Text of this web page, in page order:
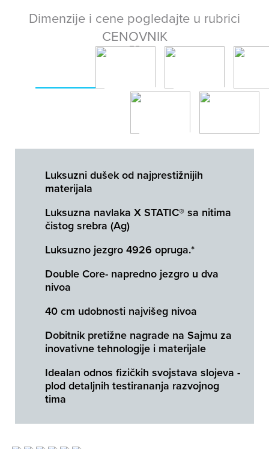
Dimenzije i cene pogledajte u rubrici
CENOVNIK
Luksuzni dušek od najprestižnijih
materijala
Luksuzna navlaka X STATIC® sa nitima
čistog srebra (Ag)
Luksuzno jezgro 4926 opruga.*
Double Core- napredno jezgro u dva
nivoa
40 cm udobnosti najvišeg nivoa
Dobitnik pretižne nagrade na Sajmu za
inovativne tehnologije i materijale
Idealan odnos fizičkih svojstava slojeva -
plod detaljnih testirananja razvojnog
tima